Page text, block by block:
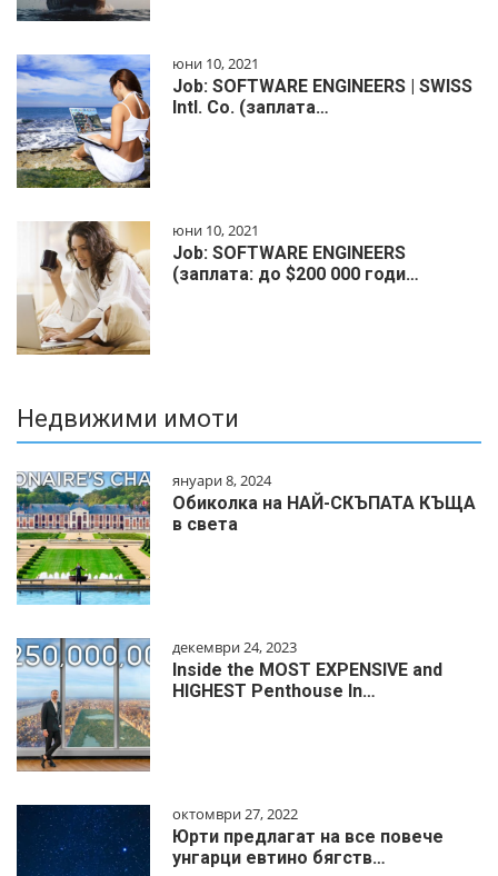
юни 10, 2021
Job: SOFTWARE ENGINEERS | SWISS
Intl. Co. (заплата…
юни 10, 2021
Job: SOFTWARE ENGINEERS
(заплата: до $200 000 годи…
Недвижими имоти
януари 8, 2024
Обиколка на НАЙ-СКЪПАТА КЪЩА
в света
декември 24, 2023
Inside the MOST EXPENSIVE and
HIGHEST Penthouse In…
октомври 27, 2022
Юрти предлагат на все повече
унгарци евтино бягств…